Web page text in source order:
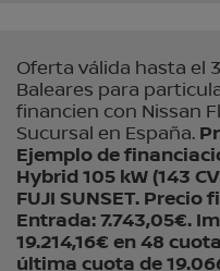
Oferta válida hasta el
Baleares para
financien con Nissan
Sucursal en España.
Ejemplo de
Hybrid 105 kW (143
FUJI SUNSET. Precio
Entrada: 7.743,05€.
19.214,16€ en 48
última cuota de